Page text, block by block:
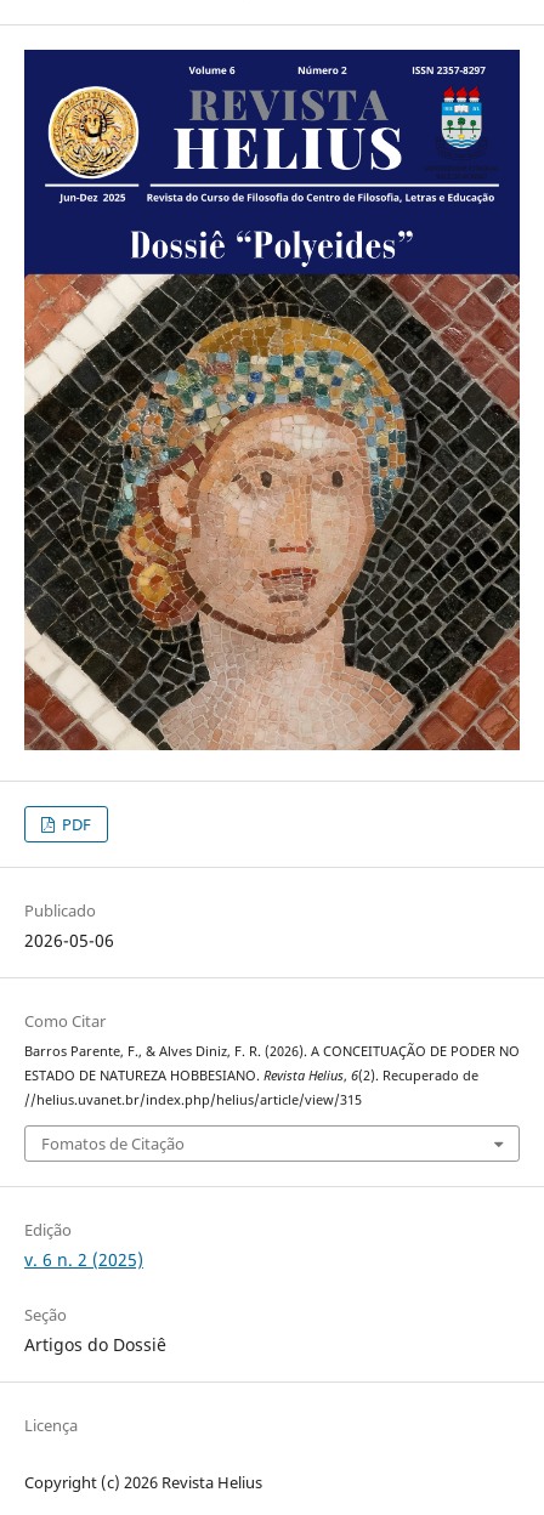
PDF
Publicado
2026-05-06
Como Citar
Barros Parente, F., & Alves Diniz, F. R. (2026). A CONCEITUAÇÃO DE PODER NO
ESTADO DE NATUREZA HOBBESIANO. Revista Helius, 6(2). Recuperado de
//helius.uvanet.br/index.php/helius/article/view/315
Fomatos de Citação
Edição
v. 6 n. 2 (2025)
Seção
Artigos do Dossiê
Licença
Copyright (c) 2026 Revista Helius